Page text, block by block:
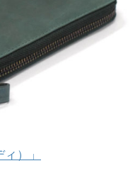
）」